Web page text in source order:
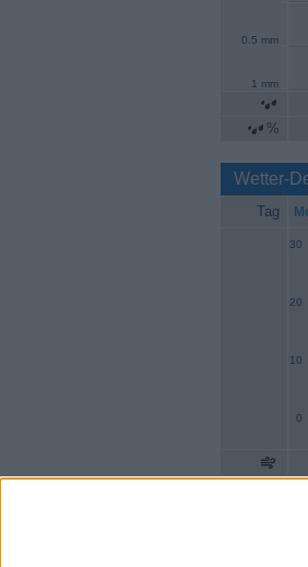
0.5 mm
1 mm
%
Wetter-
Tag
0
10
20
30